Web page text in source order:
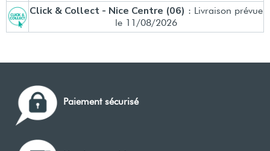
Click & Collect - Nice Centre (06) : Livraison prévue
le 11/08/2026
Paiement sécurisé